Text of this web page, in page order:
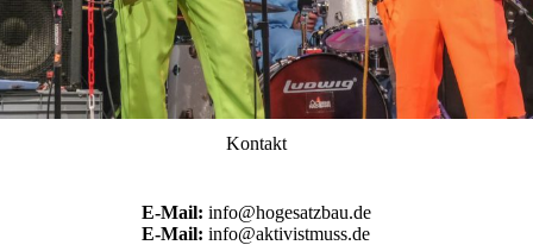
Kontakt
E-Mail: info@hogesatzbau.de
E-Mail: info@aktivistmuss.de